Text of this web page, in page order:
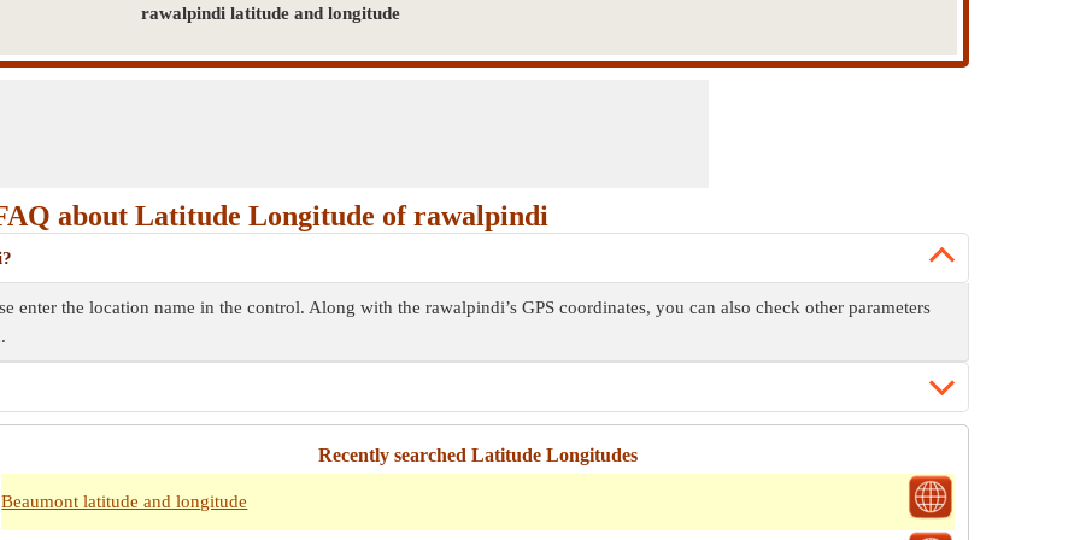
rawalpindi latitude and longitude
about Latitude Longitude of rawalpindi
enter the location name in the control. Along with the rawalpindi’s GPS coordinates, you can also check other parameters
Recently searched Latitude Longitudes
Beaumont latitude and longitude